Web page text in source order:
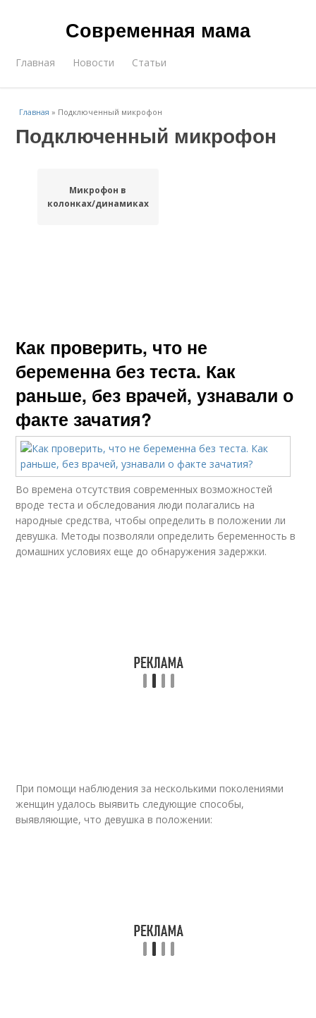
Современная мама
Главная Новости Статьи
Главная » Подключенный микрофон
Подключенный микрофон
Микрофон в
колонках/динамиках
Как проверить, что не
беременна без теста. Как
раньше, без врачей, узнавали о
факте зачатия?
Во времена отсутствия современных возможностей
вроде теста и обследования люди полагались на
народные средства, чтобы определить в положении ли
девушка. Методы позволяли определить беременность в
домашних условиях еще до обнаружения задержки.
При помощи наблюдения за несколькими поколениями
женщин удалось выявить следующие способы,
выявляющие, что девушка в положении: